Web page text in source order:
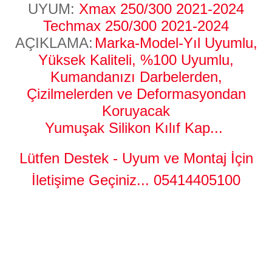
UYUM: Xmax 250/300 2021-2024
Techmax 250/300 2021-2024
AÇIKLAMA: Marka-Model-Yıl Uyumlu,
Yüksek Kaliteli, %100 Uyumlu,
Kumandanızı Darbelerden,
Çizilmelerden ve Deformasyondan
Koruyacak
Yumuşak Silikon Kılıf Kap...
Lütfen Destek - Uyum ve Montaj İçin
İletişime Geçiniz... 05414405100